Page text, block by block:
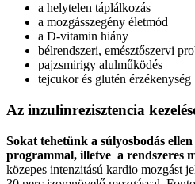
a helytelen táplálkozás
a mozgásszegény életmód
a D-vitamin hiány
bélrendszeri, emésztőszervi
pajzsmirigy alulműködés
tejcukor és glutén érzékenység
Az inzulinrezisztencia
Sokat tehetünk a súlyosbodás
programmal, illetve a rendszeres
közepes intenzitású kardio mozgást